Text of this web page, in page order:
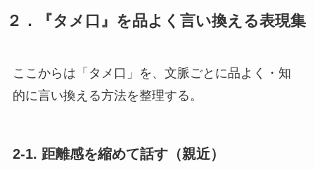
２．『タメ口』を品よく言い換える表現集
ここからは「タメ口」を、文脈ごとに品よく・知
的に言い換える方法を整理する。
2-1. 距離感を縮めて話す（親近）